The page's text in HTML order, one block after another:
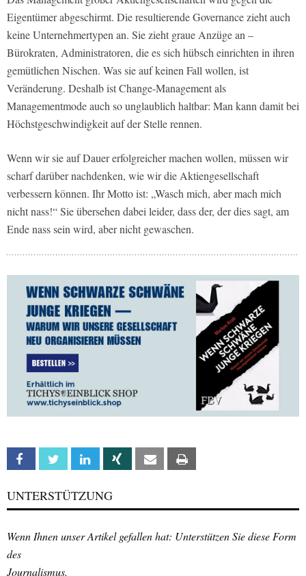
Eigentümer abgeschirmt. Die resultierende Governance zieht auch
keine Unternehmertypen an. Sie zieht graue Anzüge an –
Bürokraten, Administratoren, die es sich hübsch einrichten in ihren
gemütlichen Nischen. Was sie auf keinen Fall wollen, ist
Veränderung. Deshalb ist Change­-Management als
Managementmode auch so unglaublich haltbar: Man kann damit bei
Höchstgeschwindigkeit auf der Stelle rennen.
Wenn wir sie auf Dauer erfolgreicher machen wollen, müssen wir
scharf darüber nachdenken, wie wir die Aktiengesellschaft
verbessern können. Ihr Motto ist: „Wasch mich, aber mach mich
nicht nass!“ Sie übersehen dabei leider, dass der, der dies sagt, am
Ende nass sein wird, aber nicht gewaschen.
Facebook Twitter Linkedin Xing Email
UNTERSTÜTZUNG
Wenn Ihnen unser Artikel gefallen hat: Unterstützen Sie diese Form
des
Journalismus.